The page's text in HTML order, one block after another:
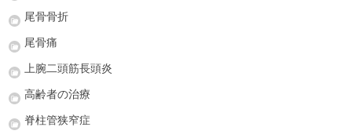
尾骨骨折
尾骨痛
上腕二頭筋長頭炎
高齢者の治療
脊柱管狭窄症